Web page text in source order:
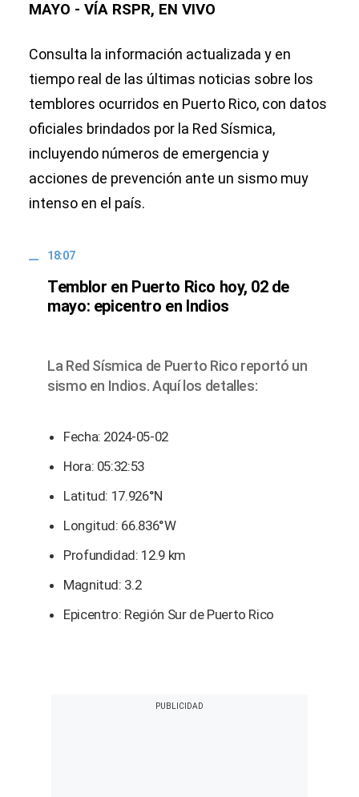
MAYO - VÍA RSPR, EN VIVO
Consulta la información actualizada y en
tiempo real de las últimas noticias sobre los
temblores ocurridos en Puerto Rico, con datos
oficiales brindados por la Red Sísmica,
incluyendo números de emergencia y
acciones de prevención ante un sismo muy
intenso en el país.
18:07
Temblor en Puerto Rico hoy, 02 de
mayo: epicentro en Indios
La Red Sísmica de Puerto Rico reportó un
sismo en Indios. Aquí los detalles:
Fecha: 2024-05-02
Hora: 05:32:53
Latitud: 17.926°N
Longitud: 66.836°W
Profundidad: 12.9 km
Magnitud: 3.2
Epicentro: Región Sur de Puerto Rico